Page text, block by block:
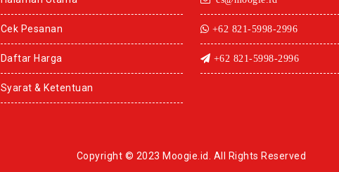
Cek Pesanan
Daftar Harga
Syarat & Ketentuan
+62 821-5998-2996
+62 821-5998-2996
Copyright © 2023 Moogie.id. All Rights Reserved